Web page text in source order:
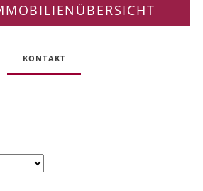
KONTAKT